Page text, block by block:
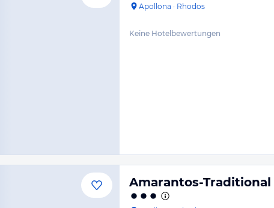
Apollona · Rhodos
Keine Hotelbewertungen
Amarantos-